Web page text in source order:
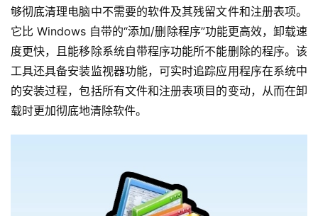
够彻底清理电脑中不需要的软件及其残留文件和注册表项。
它比 Windows 自带的“添加/删除程序”功能更高效，卸载速
度更快，且能移除系统自带程序功能所不能删除的程序。该
工具还具备安装监视器功能，可实时追踪应用程序在系统中
的安装过程，包括所有文件和注册表项目的变动，从而在卸
载时更加彻底地清除软件。